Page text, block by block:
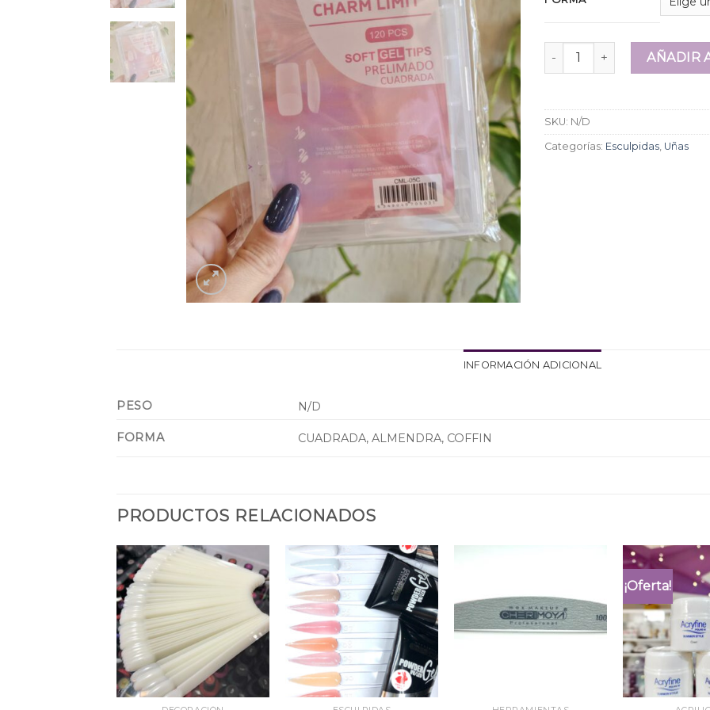
Press on Charm Limit x 120
AÑADIR
SKU: N/D
Categorías: Esculpidas Uñas
INFORMACIÓN ADICIONAL
PESO N/D
FORMA CUADRADA, ALMENDRA, COFFIN
PRODUCTOS RELACIONADOS
¡Oferta!